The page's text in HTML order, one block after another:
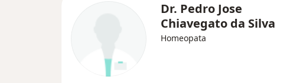
Dr. Pedro Jose
Chiavegato da Silva
Homeopata